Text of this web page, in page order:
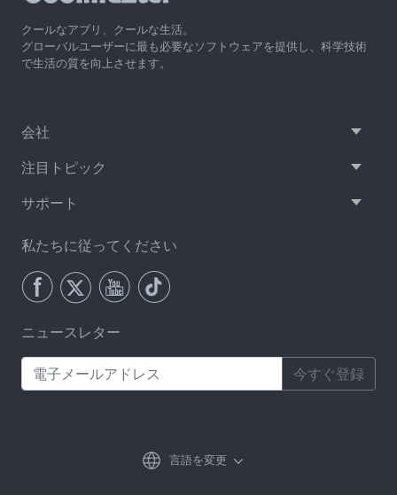
クールなアプリ、クールな生活。
グローバルユーザーに最も必要なソフトウェアを提供し、科学技術
で生活の質を向上させます。
会社
注目トピック
サポート
私たちに従ってください
ニュースレター
今すぐ登録
言語を変更